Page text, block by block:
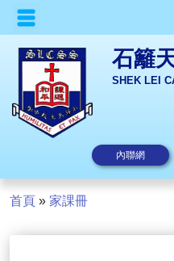
石籬
SHEK LEI
內聯網
首頁 » 家課冊